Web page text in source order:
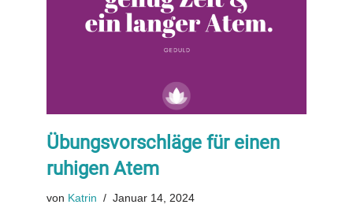
Übungsvorschläge für einen
ruhigen Atem
von Katrin Januar 14, 2024